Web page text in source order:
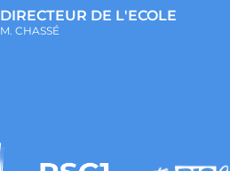
DIRECTEUR DE L'ECOLE
M. CHASSÉ